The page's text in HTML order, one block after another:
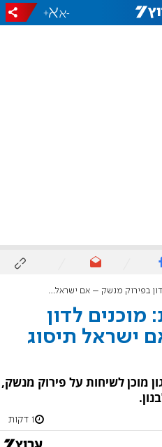
-
+
מנשק – אם ישראל תיסוג מדרום לבנון
לדון
ישראל תיסוג
מוכן לשיחות על פירוק מנשק,
1 דקות